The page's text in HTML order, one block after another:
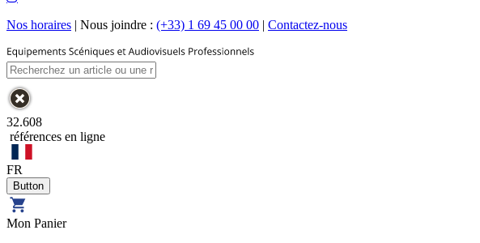
Nos horaires | Nous joindre : (+33) 1 69 45 00 00 | Contactez-nous
32.608
références en ligne
FR
Mon Panier